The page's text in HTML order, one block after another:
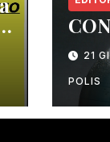
21
POLIS